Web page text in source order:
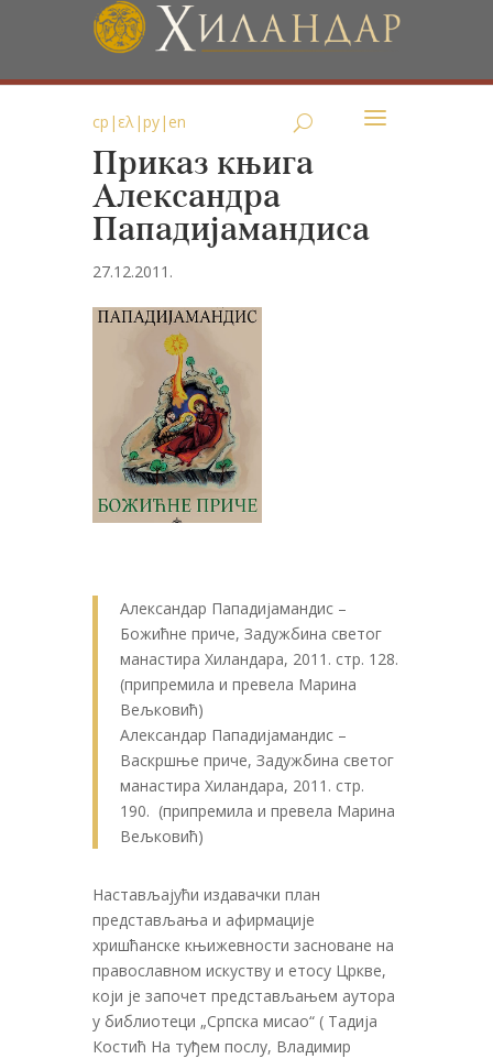
ср | ελ|ру| en
Приказ књига
Александра
Пападијамандиса
27.12.2011.
Александар Пападијамандис –
Божићне приче, Задужбина светог
манастира Хиландара, 2011. стр. 128.
(припремила и превела Марина
Вељковић)
Александар Пападијамандис –
Васкршње приче, Задужбина светог
манастира Хиландара, 2011. стр.
190. (припремила и превела Марина
Вељковић)
Настављајући издавачки план
представљања и афирмације
хришћанске књижевности засноване на
православном искуству и етосу Цркве,
који је започет представљањем аутора
у библиотеци „Српска мисао“ ( Тадија
Костић На туђем послу, Владимир